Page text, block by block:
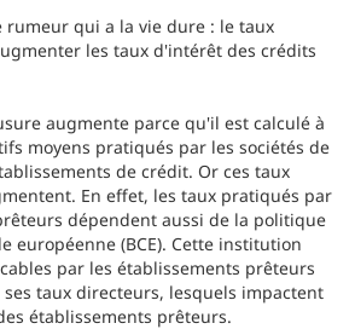
rumeur qui a la vie dure : le taux
les taux d'intérêt des crédits
augmente parce qu'il est calculé à
moyens pratiqués par les sociétés de
de crédit. Or ces taux
En effet, les taux pratiqués par
dépendent aussi de la politique
européenne (BCE). Cette institution
par les établissements prêteurs
ses taux directeurs, lesquels impactent
établissements prêteurs.